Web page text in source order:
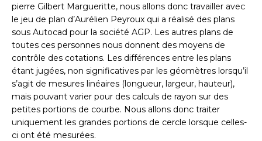
pierre Gilbert Margueritte, nous allons donc travailler avec
le jeu de plan d’Aurélien Peyroux qui a réalisé des plans
sous Autocad pour la société AGP. Les autres plans de
toutes ces personnes nous donnent des moyens de
contrôle des cotations. Les différences entre les plans
étant jugées, non significatives par les géomètres lorsqu’il
s’agit de mesures linéaires (longueur, largeur, hauteur),
mais pouvant varier pour des calculs de rayon sur des
petites portions de courbe. Nous allons donc traiter
uniquement les grandes portions de cercle lorsque celles-
ci ont été mesurées.